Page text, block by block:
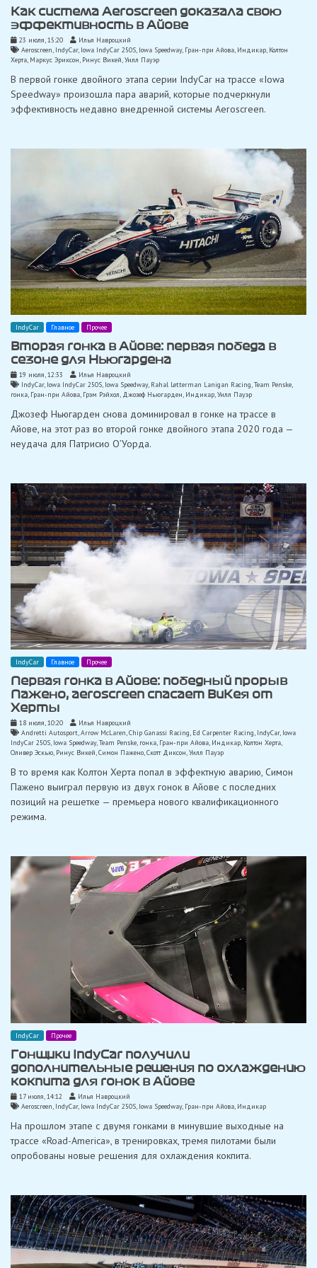
Как система Aeroscreen доказала свою
эффективность в Айове
23 июля, 15:20
Илья Навроцкий
Aeroscreen, IndyCar, Iowa IndyCar 250S, Iowa Speedway, Гран-при Айова, Индикар, Колтон
Херта, Маркус Эриксон, Ринус Викей,Уилл Пауэр
В первой гонке двойного этапа серии IndyCar на трассе «Iowa
Speedway» произошла пара аварий, которые подчеркнули
эффективность недавно внедренной системы Aeroscreen.
IndyCar Главное Прочее
Вторая гонка в Айове: первая победа в
сезоне для Ньюгардена
19 июля, 12:33
Илья Навроцкий
IndyCar, Iowa IndyCar 250S, Iowa Speedway, Rahal Letterman Lanigan Racing,Team Penske
гонка, Гран-при Айова, Грэм Рэйхол, Джозеф Ньюгарден, Индикар,Уилл Пауэр
Джозеф Ньюгарден снова доминировал в гонке на трассе в
Айове, на этот раз во второй гонке двойного этапа 2020 года —
неудача для Патрисио О’Уорда.
IndyCar Главное Прочее
Первая гонка в Айове: победный прорыв
Пажено, aeroscreen спасает ВиКея от
Херты
18 июля, 10:20
Илья Навроцкий
Andretti Autosport,Arrow McLaren,Chip Ganassi Racing, Ed Carpenter Racing, IndyCar, Iowa
IndyCar 250S, Iowa Speedway,Team Penske, гонка, Гран-при Айова, Индикар, Колтон Херта
Оливер Эскью, Ринус Викей,Симон Пажено,Скотт Диксон,Уилл Пауэр
В то время как Колтон Херта попал в эффектную аварию, Симон
Пажено выиграл первую из двух гонок в Айове с последних
позиций на решетке — премьера нового квалификационного
режима.
IndyCar Прочее
Гонщики IndyCar получили
дополнительные решения по охлаждению
кокпита для гонок в Айове
17 июля, 14:12
Илья Навроцкий
Aeroscreen, IndyCar, Iowa IndyCar 250S, Iowa Speedway, Гран-при Айова, Индикар
На прошлом этапе с двумя гонками в минувшие выходные на
трассе «Road-America», в тренировках, тремя пилотами были
опробованы новые решения для охлаждения кокпита.